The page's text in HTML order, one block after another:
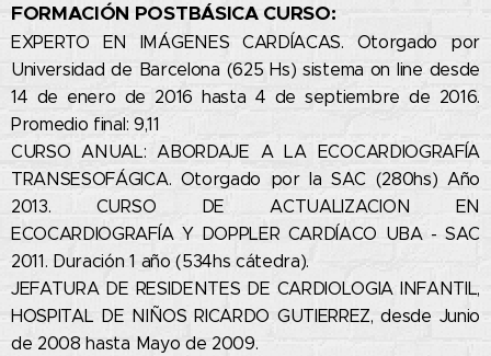
FORMACIÓN POSTBÁSICA CURSO:
EXPERTO EN IMÁGENES CARDÍACAS. Otorgado por
Universidad de Barcelona (625 Hs) sistema on line desde
14 de enero de 2016 hasta 4 de septiembre de 2016.
Promedio final: 9,11
CURSO ANUAL: ABORDAJE A LA ECOCARDIOGRAFÍA
TRANSESOFÁGICA. Otorgado por la SAC (280hs) Año
2013. CURSO DE ACTUALIZACION EN
ECOCARDIOGRAFÍA Y DOPPLER CARDÍACO UBA - SAC
2011. Duración 1 año (534hs cátedra).
JEFATURA DE RESIDENTES DE CARDIOLOGIA INFANTIL,
HOSPITAL DE NIÑOS RICARDO GUTIERREZ, desde Junio
de 2008 hasta Mayo de 2009.